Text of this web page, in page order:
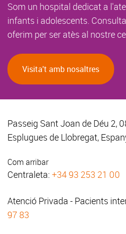
Som un hospital dedicat a
infants i adolescents.
oferim per ser atès al nostre
Visita't amb nosaltres
Passeig Sant Joan de Déu 2,
Esplugues de Llobregat,
Com arribar
Centraleta: +34 93 253 21 00
Atenció Privada - Pacients
97 83